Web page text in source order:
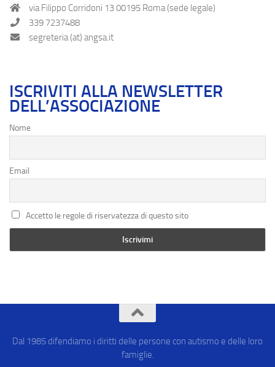
via Filippo Corridoni 13 00195 Roma (sede legale)
339 7237488
segreteria (at) angsa.it
ISCRIVITI ALLA NEWSLETTER
DELL’ASSOCIAZIONE
Nome
Email
Accetto le regole di riservatezza di questo sito
Dal 1985 difendiamo i diritti delle persone con autismo e delle loro
famiglie.